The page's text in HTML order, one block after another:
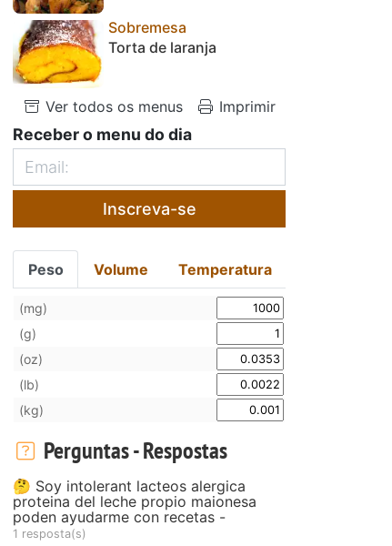
Sobremesa
Torta de laranja
Ver todos os menus Imprimir
Receber o menu do dia
Inscreva-se
Peso Volume Temperatura
(mg)
(g)
(oz)
(lb)
(kg)
Perguntas - Respostas
🤔 Soy intolerant lacteos alergica
proteina del leche propio maionesa
poden ayudarme con recetas -
1 resposta(s)